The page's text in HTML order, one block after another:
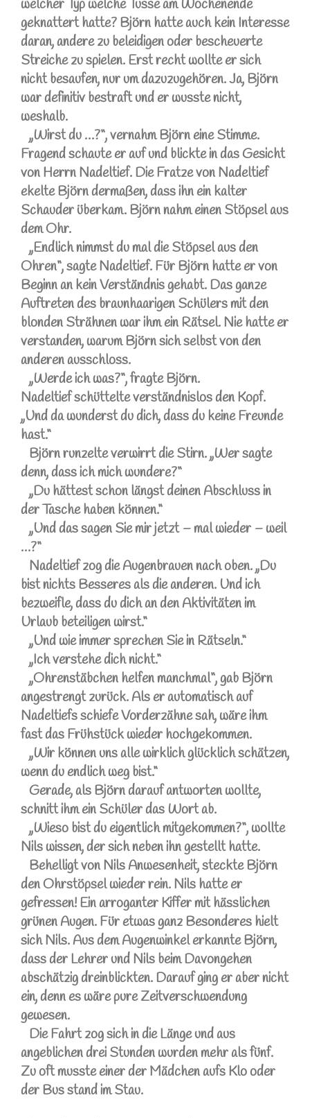
welcher Typ welche Tusse am Wochenende
geknattert hatte? Björn hatte auch kein Interesse
daran, andere zu beleidigen oder bescheuerte
Streiche zu spielen. Erst recht wollte er sich
nicht besaufen, nur um dazuzugehören. Ja, Björn
war definitiv bestraft und er wusste nicht,
weshalb.
„Wirst du …?“, vernahm Björn eine Stimme.
Fragend schaute er auf und blickte in das Gesicht
von Herrn Nadeltief. Die Fratze von Nadeltief
ekelte Björn dermaßen, dass ihn ein kalter
Schauder überkam. Björn nahm einen Stöpsel aus
dem Ohr.
„Endlich nimmst du mal die Stöpsel aus den
Ohren“, sagte Nadeltief. Für Björn hatte er von
Beginn an kein Verständnis gehabt. Das ganze
Auftreten des braunhaarigen Schülers mit den
blonden Strähnen war ihm ein Rätsel. Nie hatte er
verstanden, warum Björn sich selbst von den
anderen ausschloss.
„Werde ich was?“, fragte Björn.
Nadeltief schüttelte verständnislos den Kopf.
„Und da wunderst du dich, dass du keine Freunde
hast.“
Björn runzelte verwirrt die Stirn. „Wer sagte
denn, dass ich mich wundere?“
„Du hättest schon längst deinen Abschluss in
der Tasche haben können.“
„Und das sagen Sie mir jetzt – mal wieder – weil
…?“
Nadeltief zog die Augenbrauen nach oben. „Du
bist nichts Besseres als die anderen. Und ich
bezweifle, dass du dich an den Aktivitäten im
Urlaub beteiligen wirst.“
„Und wie immer sprechen Sie in Rätseln.“
„Ich verstehe dich nicht.“
„Ohrenstäbchen helfen manchmal“, gab Björn
angestrengt zurück. Als er automatisch auf
Nadeltiefs schiefe Vorderzähne sah, wäre ihm
fast das Frühstück wieder hochgekommen.
„Wir können uns alle wirklich glücklich schätzen,
wenn du endlich weg bist.“
Gerade, als Björn darauf antworten wollte,
schnitt ihm ein Schüler das Wort ab.
„Wieso bist du eigentlich mitgekommen?“, wollte
Nils wissen, der sich neben ihn gestellt hatte.
Behelligt von Nils Anwesenheit, steckte Björn
den Ohrstöpsel wieder rein. Nils hatte er
gefressen! Ein arroganter Kiffer mit hässlichen
grünen Augen. Für etwas ganz Besonderes hielt
sich Nils. Aus dem Augenwinkel erkannte Björn,
dass der Lehrer und Nils beim Davongehen
abschätzig dreinblickten. Darauf ging er aber nicht
ein, denn es wäre pure Zeitverschwendung
gewesen.
Die Fahrt zog sich in die Länge und aus
angeblichen drei Stunden wurden mehr als fünf.
Zu oft musste einer der Mädchen aufs Klo oder
der Bus stand im Stau.